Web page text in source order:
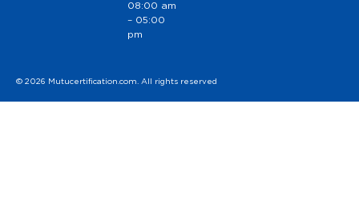
08:00 am
– 05:00
pm
© 2026 Mutucertification.com. All rights reserved